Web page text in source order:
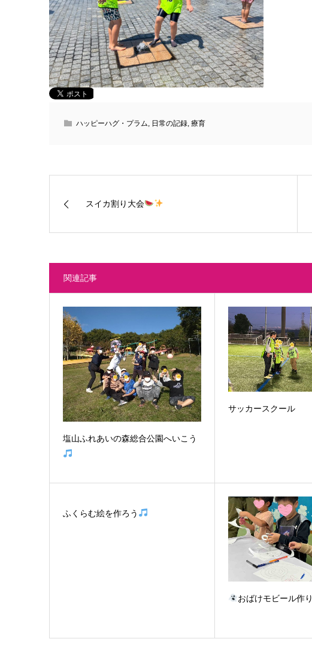
ハッピーハグ・プラム 日常の記録 療育
スイカ割り大会
関連記事
塩山ふれあいの森総合公園へいこう
サッカースクール
ふくらむ絵を作ろう
おばけモビール作り